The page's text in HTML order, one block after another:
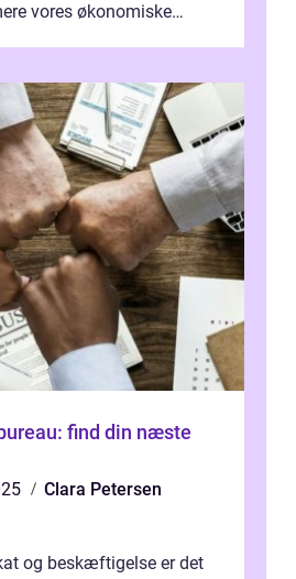
vores økonomiske
find din næste
Clara Petersen
og beskæftigelse er det